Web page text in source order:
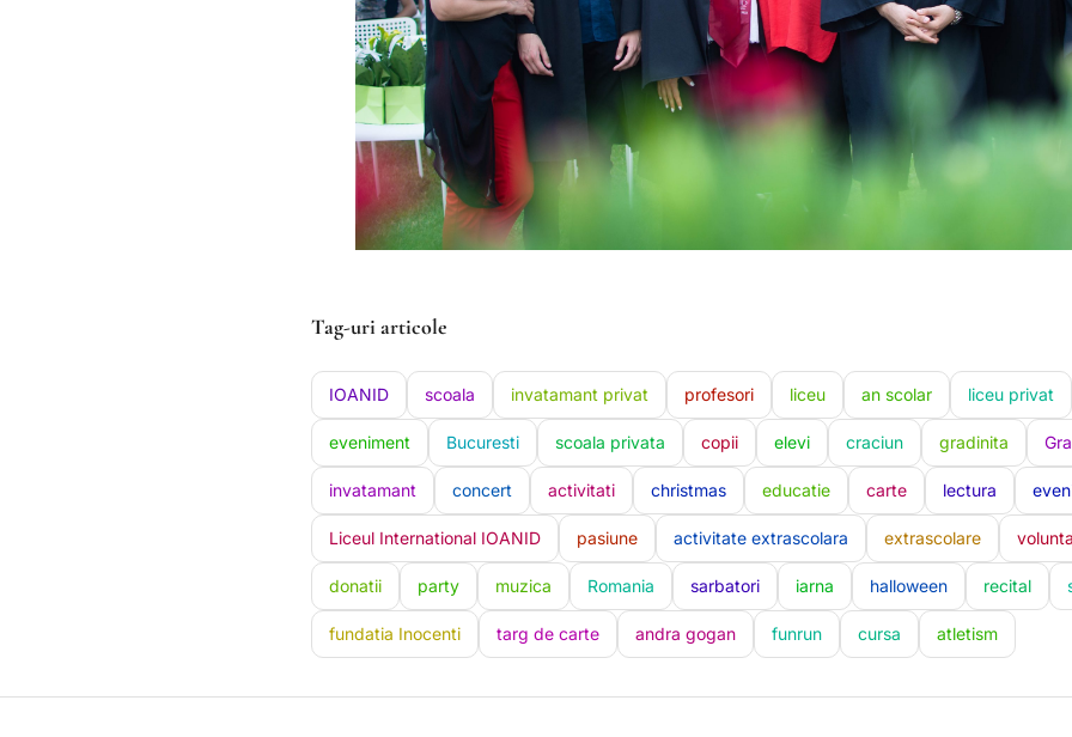
Tag-uri articole
IOANID scoala invatamant privat profesori liceu an scolar liceu privat
eveniment Bucuresti scoala privata copii elevi craciun gradinita
invatamant concert activitati christmas educatie carte lectura
Liceul International IOANID pasiune activitate extrascolara extrascolare
donatii party muzica Romania sarbatori iarna halloween recital
fundatia Inocenti targ de carte andra gogan funrun cursa atletism